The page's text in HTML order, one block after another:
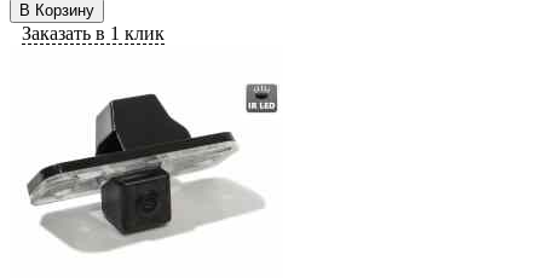
В Корзину
Заказать в 1 клик